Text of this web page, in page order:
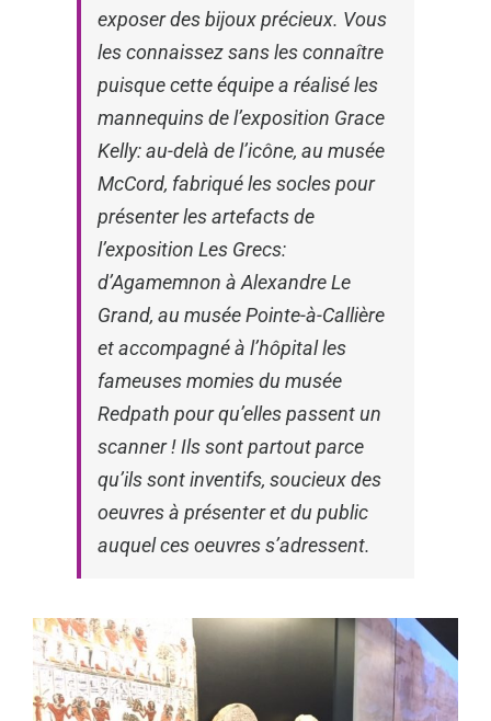
exposer des bijoux précieux. Vous
les connaissez sans les connaître
puisque cette équipe a réalisé les
mannequins de l’exposition Grace
Kelly: au-delà de l’icône, au musée
McCord, fabriqué les socles pour
présenter les artefacts de
l’exposition Les Grecs:
d’Agamemnon à Alexandre Le
Grand, au musée Pointe-à-Callière
et accompagné à l’hôpital les
fameuses momies du musée
Redpath pour qu’elles passent un
scanner ! Ils sont partout parce
qu’ils sont inventifs, soucieux des
oeuvres à présenter et du public
auquel ces oeuvres s’adressent.